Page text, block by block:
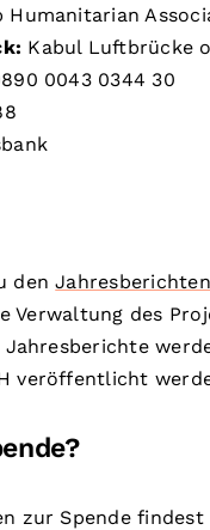
Humanitarian
Kabul Luftbrücke
0043 0344 30
denJahresberichten
Verwaltung des
veröffentlicht
zur Spende findest